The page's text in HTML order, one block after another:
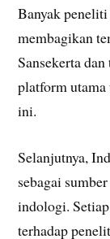
Banyak
membagikan
Sansekerta
platform
ini.
Selanjutnya,
sebagai
indologi.
terhadap